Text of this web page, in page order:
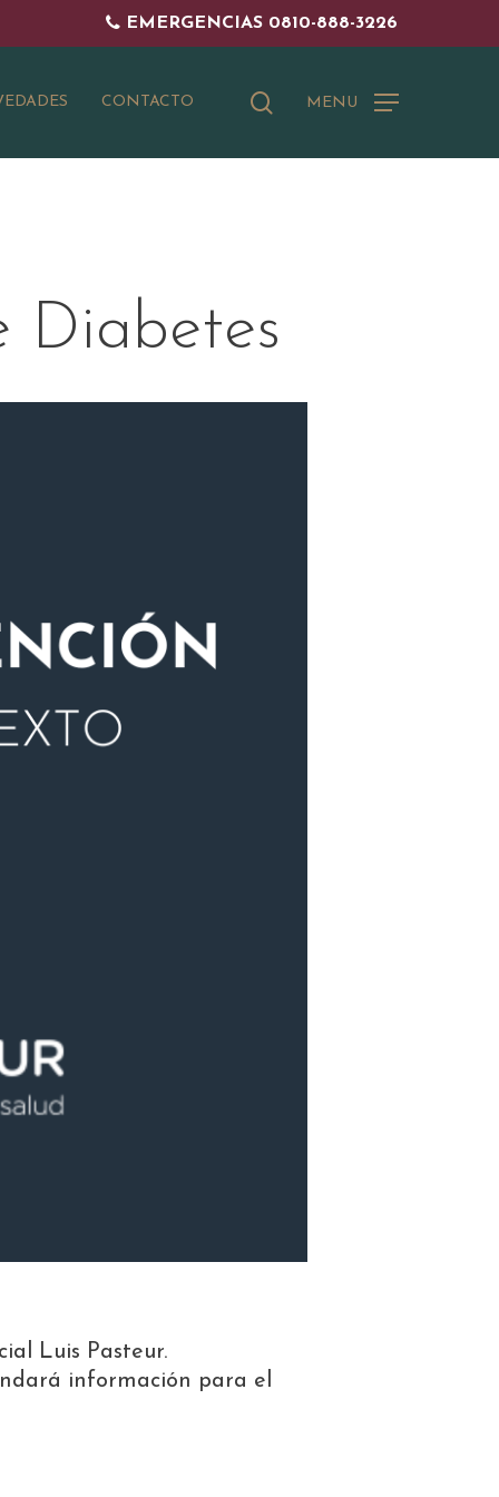
EMERGENCIAS 0810-888-3226
CONTACTO buscar
MENU
Diabetes
Luis Pasteur.
información para el